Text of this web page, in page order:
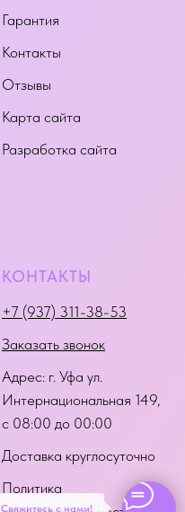
Свяжитесь с нами!
Гарантия
Контакты
Отзывы
Карта сайта
Разработка сайта
КОНТАКТЫ
+7 (937) 311-38-53
Заказать звонок
Адрес: г. Уфа ул.
Интернациональная 149,
с 08:00 до 00:00
Доставка круглосуточно
Политика